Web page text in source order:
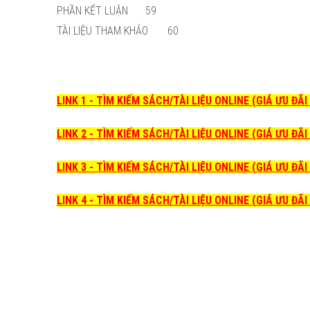
PHẦN KẾT LUẬN
59
TÀI LIỆU THAM KHẢO
60
LINK 1 - TÌM KIẾM SÁCH/TÀI LIỆU ONLINE (GIÁ ƯU
LINK 2 - TÌM KIẾM SÁCH/TÀI LIỆU ONLINE (GIÁ ƯU
LINK 3 - TÌM KIẾM SÁCH/TÀI LIỆU ONLINE (GIÁ ƯU
LINK 4 - TÌM KIẾM SÁCH/TÀI LIỆU ONLINE (GIÁ ƯU